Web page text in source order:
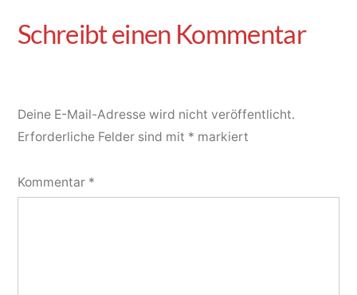
Deine E-Mail-Adresse wird nicht veröffentlicht.
Erforderliche Felder sind mit * markiert
Kommentar *